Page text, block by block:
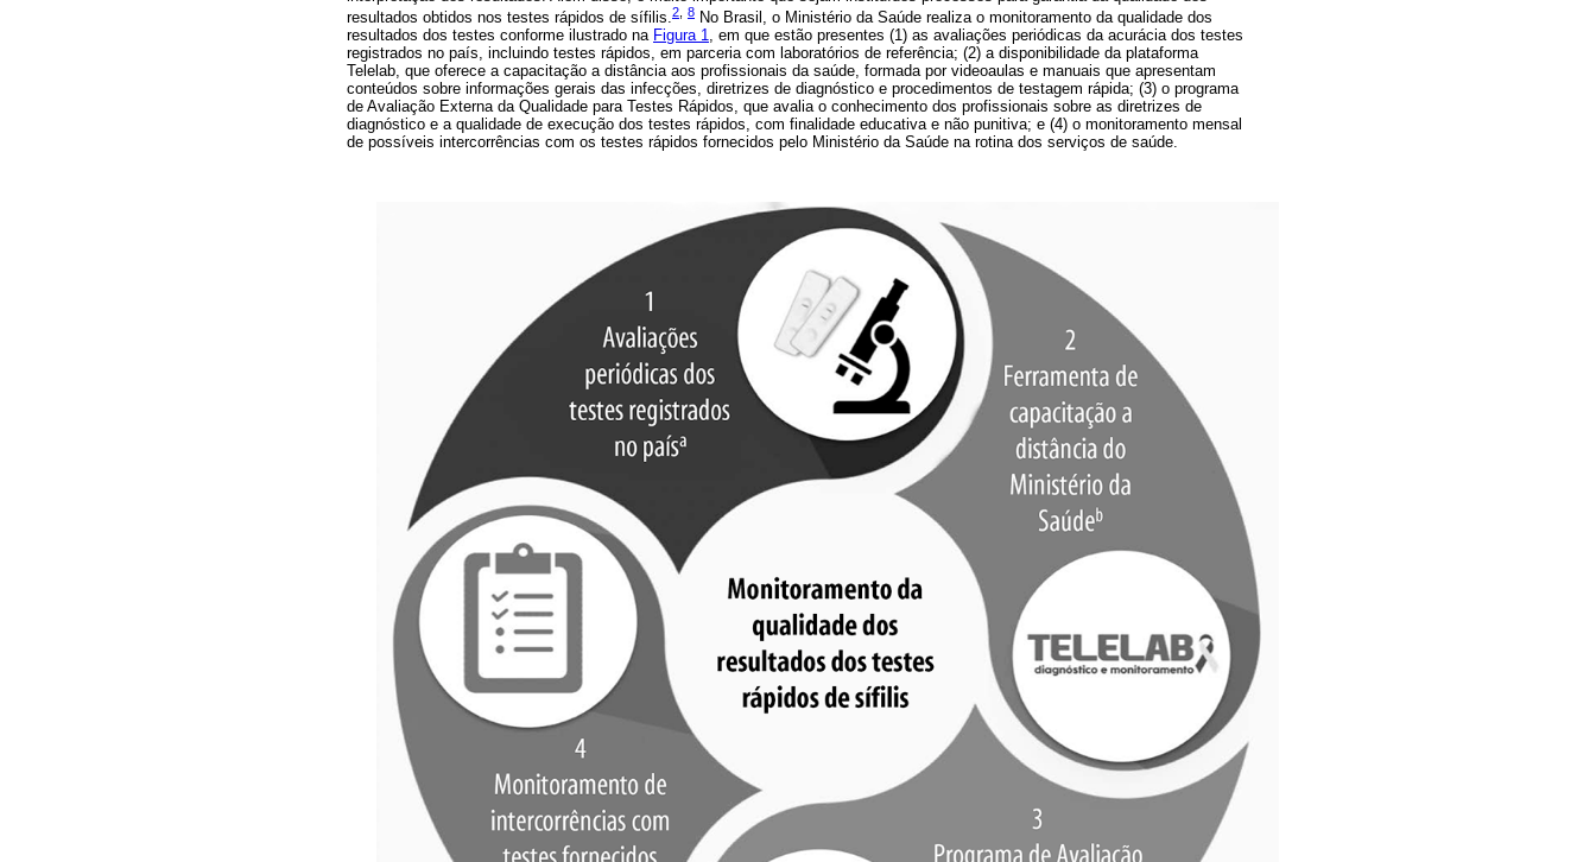
resultados obtidos nos testes rápidos de sífilis.2 8 No Brasil, o Ministério da Saúde realiza o monitoramento da qualidade dos
resultados dos testes conforme ilustrado na Figura 1, em que estão presentes (1) as avaliações periódicas da acurácia dos testes
registrados no país, incluindo testes rápidos, em parceria com laboratórios de referência; (2) a disponibilidade da plataforma
Telelab, que oferece a capacitação a distância aos profissionais da saúde, formada por videoaulas e manuais que apresentam
conteúdos sobre informações gerais das infecções, diretrizes de diagnóstico e procedimentos de testagem rápida; (3) o programa
de Avaliação Externa da Qualidade para Testes Rápidos, que avalia o conhecimento dos profissionais sobre as diretrizes de
diagnóstico e a qualidade de execução dos testes rápidos, com finalidade educativa e não punitiva; e (4) o monitoramento mensal
de possíveis intercorrências com os testes rápidos fornecidos pelo Ministério da Saúde na rotina dos serviços de saúde.